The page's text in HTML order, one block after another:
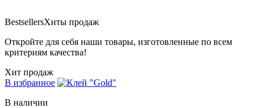
BestsellersХиты продаж
Откройте для себя наши товары, изготовленные по всем
критериям качества!
Хит продаж
В избранное
В наличии